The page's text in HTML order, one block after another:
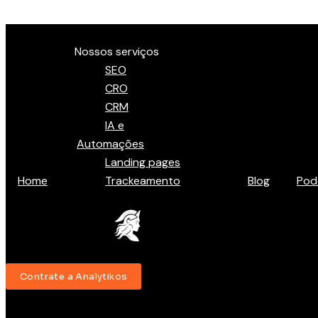
Home
Nossos serviços
SEO
CRO
CRM
IA e
Automações
Landing pages
Trackeamento
Blog
Contrate a Analytikos